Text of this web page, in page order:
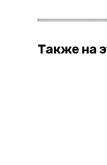
Также на